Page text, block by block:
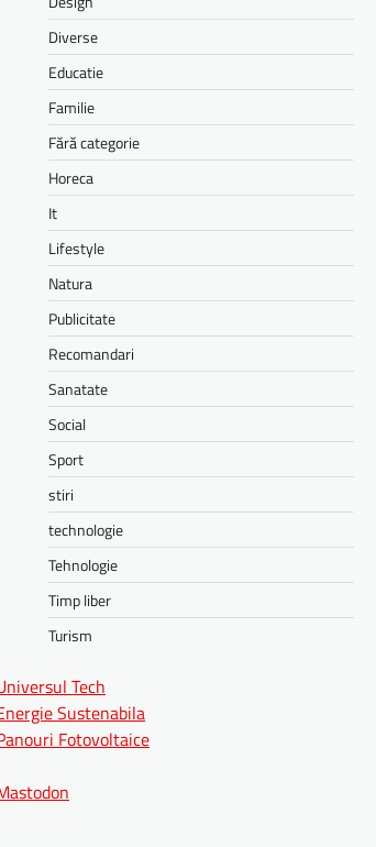
Diverse
Educatie
Familie
Fără categorie
Horeca
It
Lifestyle
Natura
Publicitate
Recomandari
Sanatate
Social
Sport
stiri
technologie
Tehnologie
Timp liber
Turism
Tech
Sustenabila
Fotovoltaice